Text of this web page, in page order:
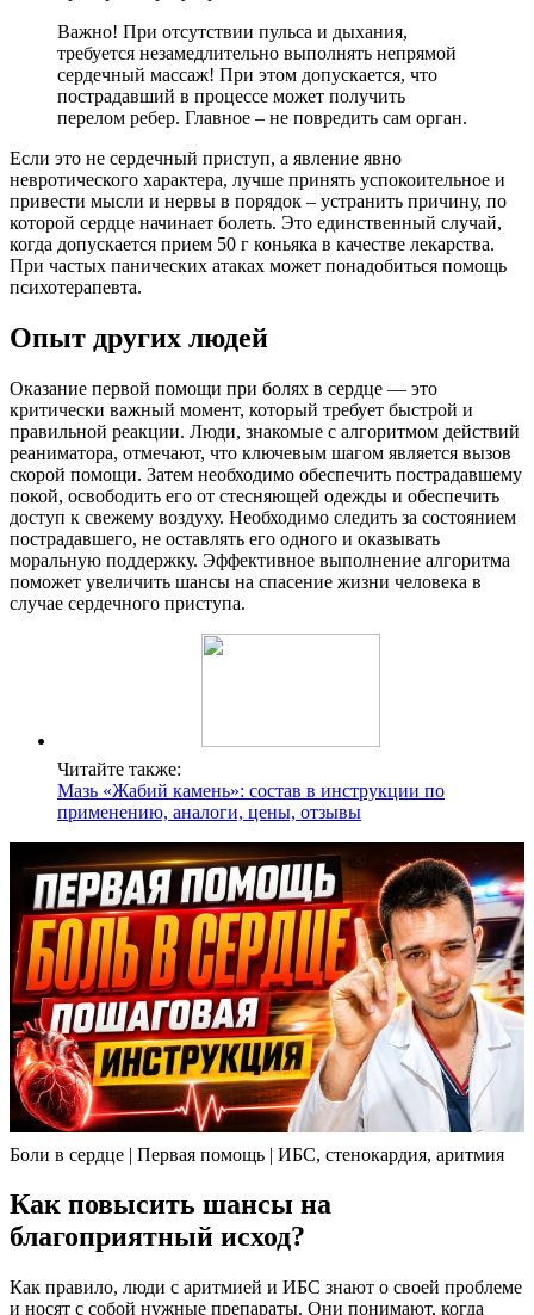
Важно! При отсутствии пульса и дыхания,
требуется незамедлительно выполнять непрямой
сердечный массаж! При этом допускается, что
пострадавший в процессе может получить
перелом ребер. Главное – не повредить сам орган.
Если это не сердечный приступ, а явление явно
невротического характера, лучше принять успокоительное и
привести мысли и нервы в порядок – устранить причину, по
которой сердце начинает болеть. Это единственный случай,
когда допускается прием 50 г коньяка в качестве лекарства.
При частых панических атаках может понадобиться помощь
психотерапевта.
Опыт других людей
Оказание первой помощи при болях в сердце — это
критически важный момент, который требует быстрой и
правильной реакции. Люди, знакомые с алгоритмом действий
реаниматора, отмечают, что ключевым шагом является вызов
скорой помощи. Затем необходимо обеспечить пострадавшему
покой, освободить его от стесняющей одежды и обеспечить
доступ к свежему воздуху. Необходимо следить за состоянием
пострадавшего, не оставлять его одного и оказывать
моральную поддержку. Эффективное выполнение алгоритма
поможет увеличить шансы на спасение жизни человека в
случае сердечного приступа.
Читайте также:
Мазь «Жабий камень»: состав в инструкции по
применению, аналоги, цены, отзывы
Боли в сердце | Первая помощь | ИБС, стенокардия, аритмия
Как повысить шансы на
благоприятный исход?
Как правило, люди с аритмией и ИБС знают о своей проблеме
и носят с собой нужные препараты. Они понимают, когда